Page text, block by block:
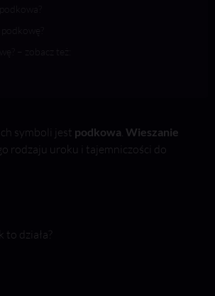
symboli jest podkowa. Wieszanie
rodzaju uroku i tajemniczości do
to działa?